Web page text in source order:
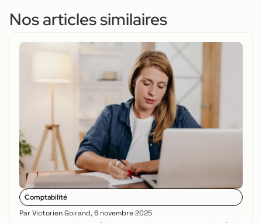
Nos articles similaires
Comptabilité
Par Victorien Goirand,6 novembre 2025